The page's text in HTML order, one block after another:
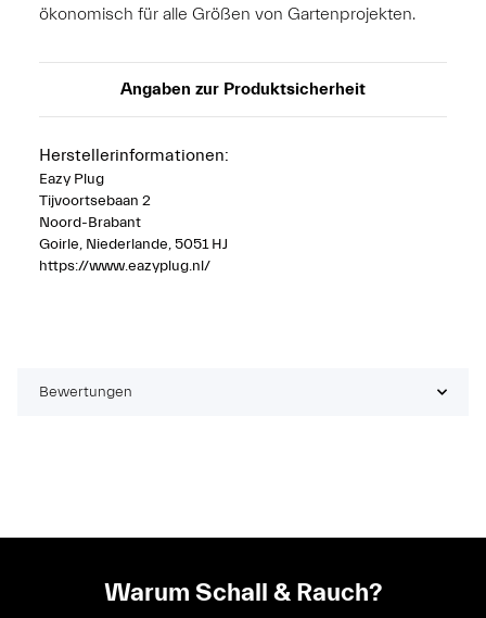
ökonomisch für alle Größen von Gartenprojekten.
Angaben zur Produktsicherheit
Herstellerinformationen:
Eazy Plug
Tijvoortsebaan 2
Noord-Brabant
Goirle, Niederlande, 5051 HJ
https://www.eazyplug.nl/
Bewertungen
Warum Schall & Rauch?